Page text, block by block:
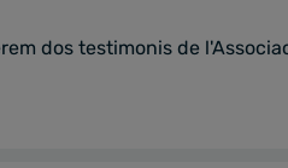
dos testimonis de